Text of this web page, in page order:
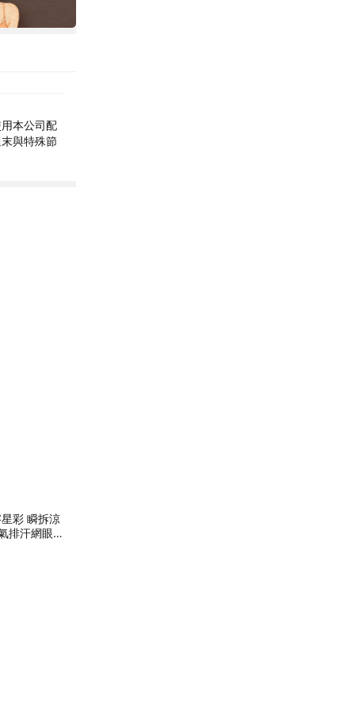
本公司配
與特殊節
彩 瞬拆涼
排汗網眼